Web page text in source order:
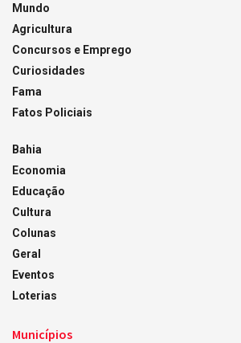
Mundo
Agricultura
Concursos e Emprego
Curiosidades
Fama
Fatos Policiais
Bahia
Economia
Educação
Cultura
Colunas
Geral
Eventos
Loterias
Municípios